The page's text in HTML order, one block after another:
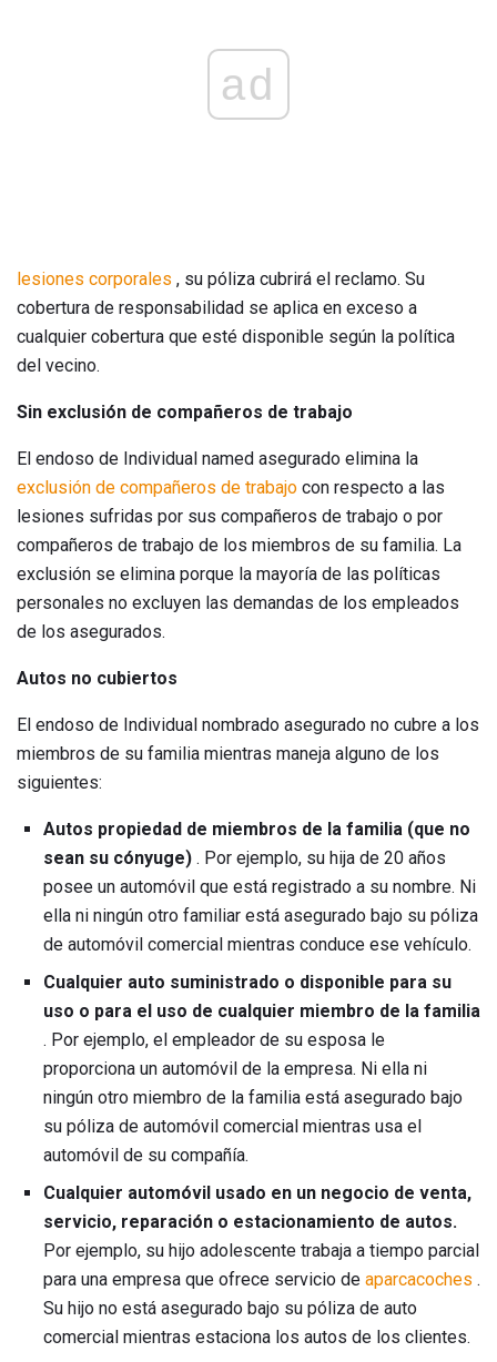
ad
lesiones corporales , su póliza cubrirá el reclamo. Su
cobertura de responsabilidad se aplica en exceso a
cualquier cobertura que esté disponible según la política
del vecino.
Sin exclusión de compañeros de trabajo
El endoso de Individual named asegurado elimina la
exclusión de compañeros de trabajo con respecto a las
lesiones sufridas por sus compañeros de trabajo o por
compañeros de trabajo de los miembros de su familia. La
exclusión se elimina porque la mayoría de las políticas
personales no excluyen las demandas de los empleados
de los asegurados.
Autos no cubiertos
El endoso de Individual nombrado asegurado no cubre a los
miembros de su familia mientras maneja alguno de los
siguientes:
Autos propiedad de miembros de la familia (que no
sean su cónyuge) . Por ejemplo, su hija de 20 años
posee un automóvil que está registrado a su nombre. Ni
ella ni ningún otro familiar está asegurado bajo su póliza
de automóvil comercial mientras conduce ese vehículo.
Cualquier auto suministrado o disponible para su
uso o para el uso de cualquier miembro de la familia
. Por ejemplo, el empleador de su esposa le
proporciona un automóvil de la empresa. Ni ella ni
ningún otro miembro de la familia está asegurado bajo
su póliza de automóvil comercial mientras usa el
automóvil de su compañía.
Cualquier automóvil usado en un negocio de venta,
servicio, reparación o estacionamiento de autos.
Por ejemplo, su hijo adolescente trabaja a tiempo parcial
para una empresa que ofrece servicio de aparcacoches .
Su hijo no está asegurado bajo su póliza de auto
comercial mientras estaciona los autos de los clientes.